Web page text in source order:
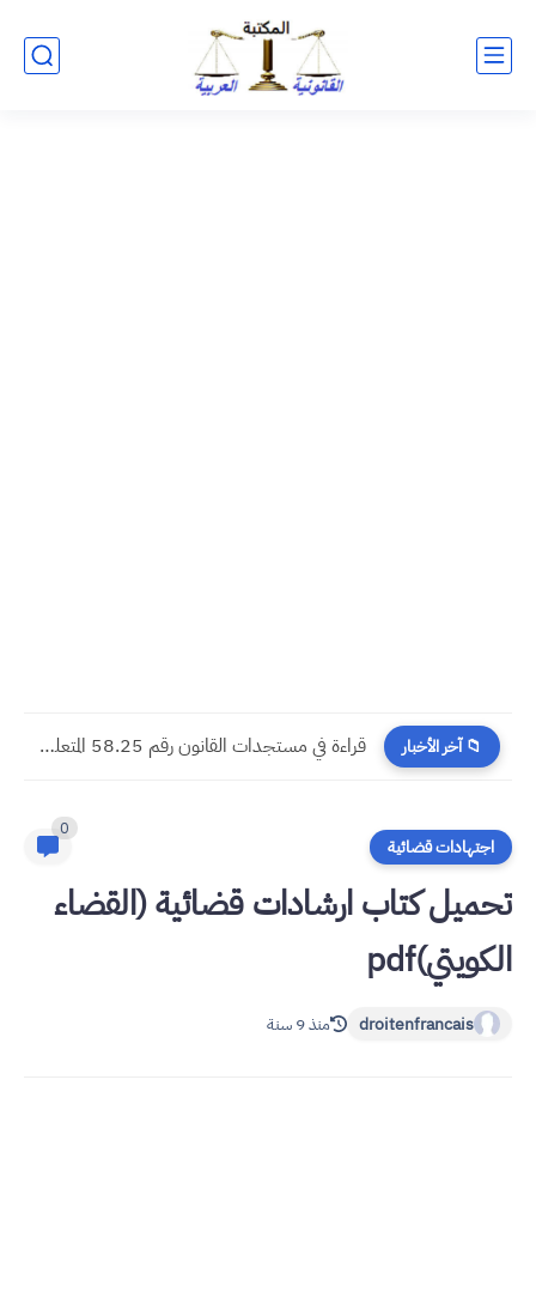
📁 آخر الأخبار ​قراءة في مستجدات القانون رقم 58.25 المتعلق بالمسطرة المدنية
اجتهادات قضائية
0
تحميل كتاب ارشادات قضائية (القضاء
الكويتي)pdf
droitenfrancais منذ 9 سنة